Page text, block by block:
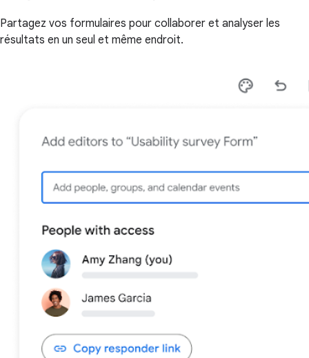
Partagez vos formulaires pour collaborer et analyser les
résultats en un seul et même endroit.